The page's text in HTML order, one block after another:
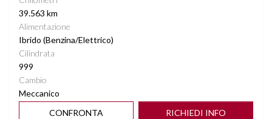
39.563 km
Alimentazione
Ibrido (Benzina/Elettrico)
Cilindrata
999
Cambio
Meccanico
CONFRONTA
RICHIEDI INFO